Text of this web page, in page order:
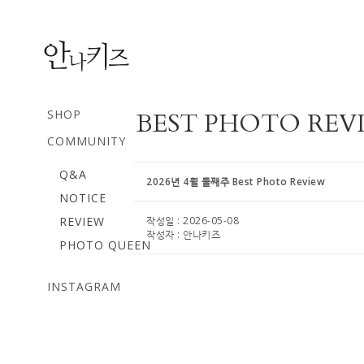
SHOP
COMMUNITY
Q&A
NOTICE
REVIEW
PHOTO QUEEN
INSTAGRAM
BEST PHOTO
2026년 4월 둘째주 Best Photo Review
작성일 : 2026-05-08
작성자 : 안나키즈